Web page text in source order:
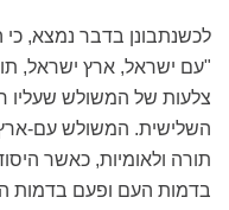
לכשנתבונן בדבר נמצא,
"עם ישראל, ארץ ישראל,
צלעות של המשולש
השלישית. המשולש עם-ארץ-
תורה ולאומיות, כאשר
בדמות העם ופעם בדמות